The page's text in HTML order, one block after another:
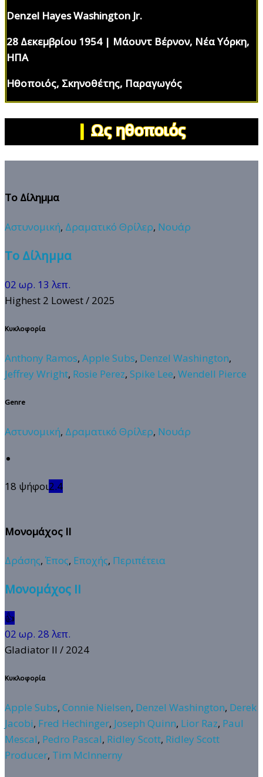
Denzel Hayes Washington Jr.
28 Δεκεμβρίου 1954 | Μάουντ Βέρνον, Νέα Υόρκη,
ΗΠΑ
Ηθοποιός, Σκηνοθέτης, Παραγωγός
| Ως ηθοποιός
Το Δίλημμα
Αστυνομική, Δραματικό Θρίλερ, Νουάρ
Το Δίλημμα
02 ωρ. 13 λεπ.
Highest 2 Lowest/ 2025
Κυκλοφορία
Anthony Ramos, Apple Subs, Denzel Washington,
Jeffrey Wright, Rosie Perez, Spike Lee, Wendell Pierce
Genre
Αστυνομική, Δραματικό Θρίλερ, Νουάρ
18 ψήφοι2.4
Μονομάχος ΙΙ
Δράσης, Έπος, Εποχής, Περιπέτεια
Μονομάχος ΙΙ
👍
02 ωρ. 28 λεπ.
Gladiator II / 2024
Κυκλοφορία
Apple Subs, Connie Nielsen, Denzel Washington, Derek
Jacobi, Fred Hechinger, Joseph Quinn, Lior Raz, Paul
Mescal, Pedro Pascal, Ridley Scott, Ridley Scott
Producer, Tim McInnerny